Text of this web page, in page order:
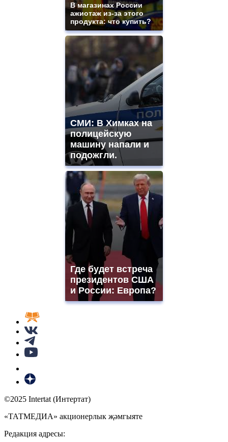
В магазинах России
ажиотаж из-за этого
продукта: что купить?
СМИ: В Химках на
полицейскую
машину напали и
подожгли.
Где будет встреча
президентов США
и России: Европа?
©2025 Intertat (Интертат)
«ТАТМЕДИА» акционерлык җәмгыяте
Редакция адресы: